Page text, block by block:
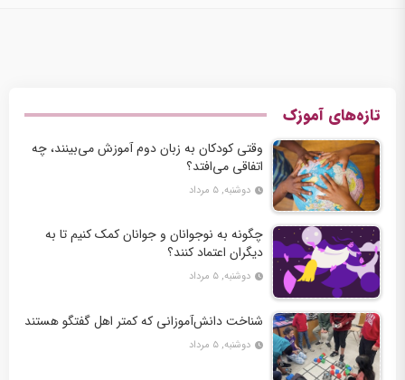
تازه‌های آموزک
وقتی کودکان به زبان دوم آموزش می‌بینند، چه
اتفاقی می‌افتد؟
دوشنبه, ۵ مرداد
چگونه به نوجوانان و جوانان کمک کنیم تا به
دیگران اعتماد کنند؟
دوشنبه, ۵ مرداد
شناخت دانش‌آموزانی که کمتر اهل گفتگو هستند
دوشنبه, ۵ مرداد